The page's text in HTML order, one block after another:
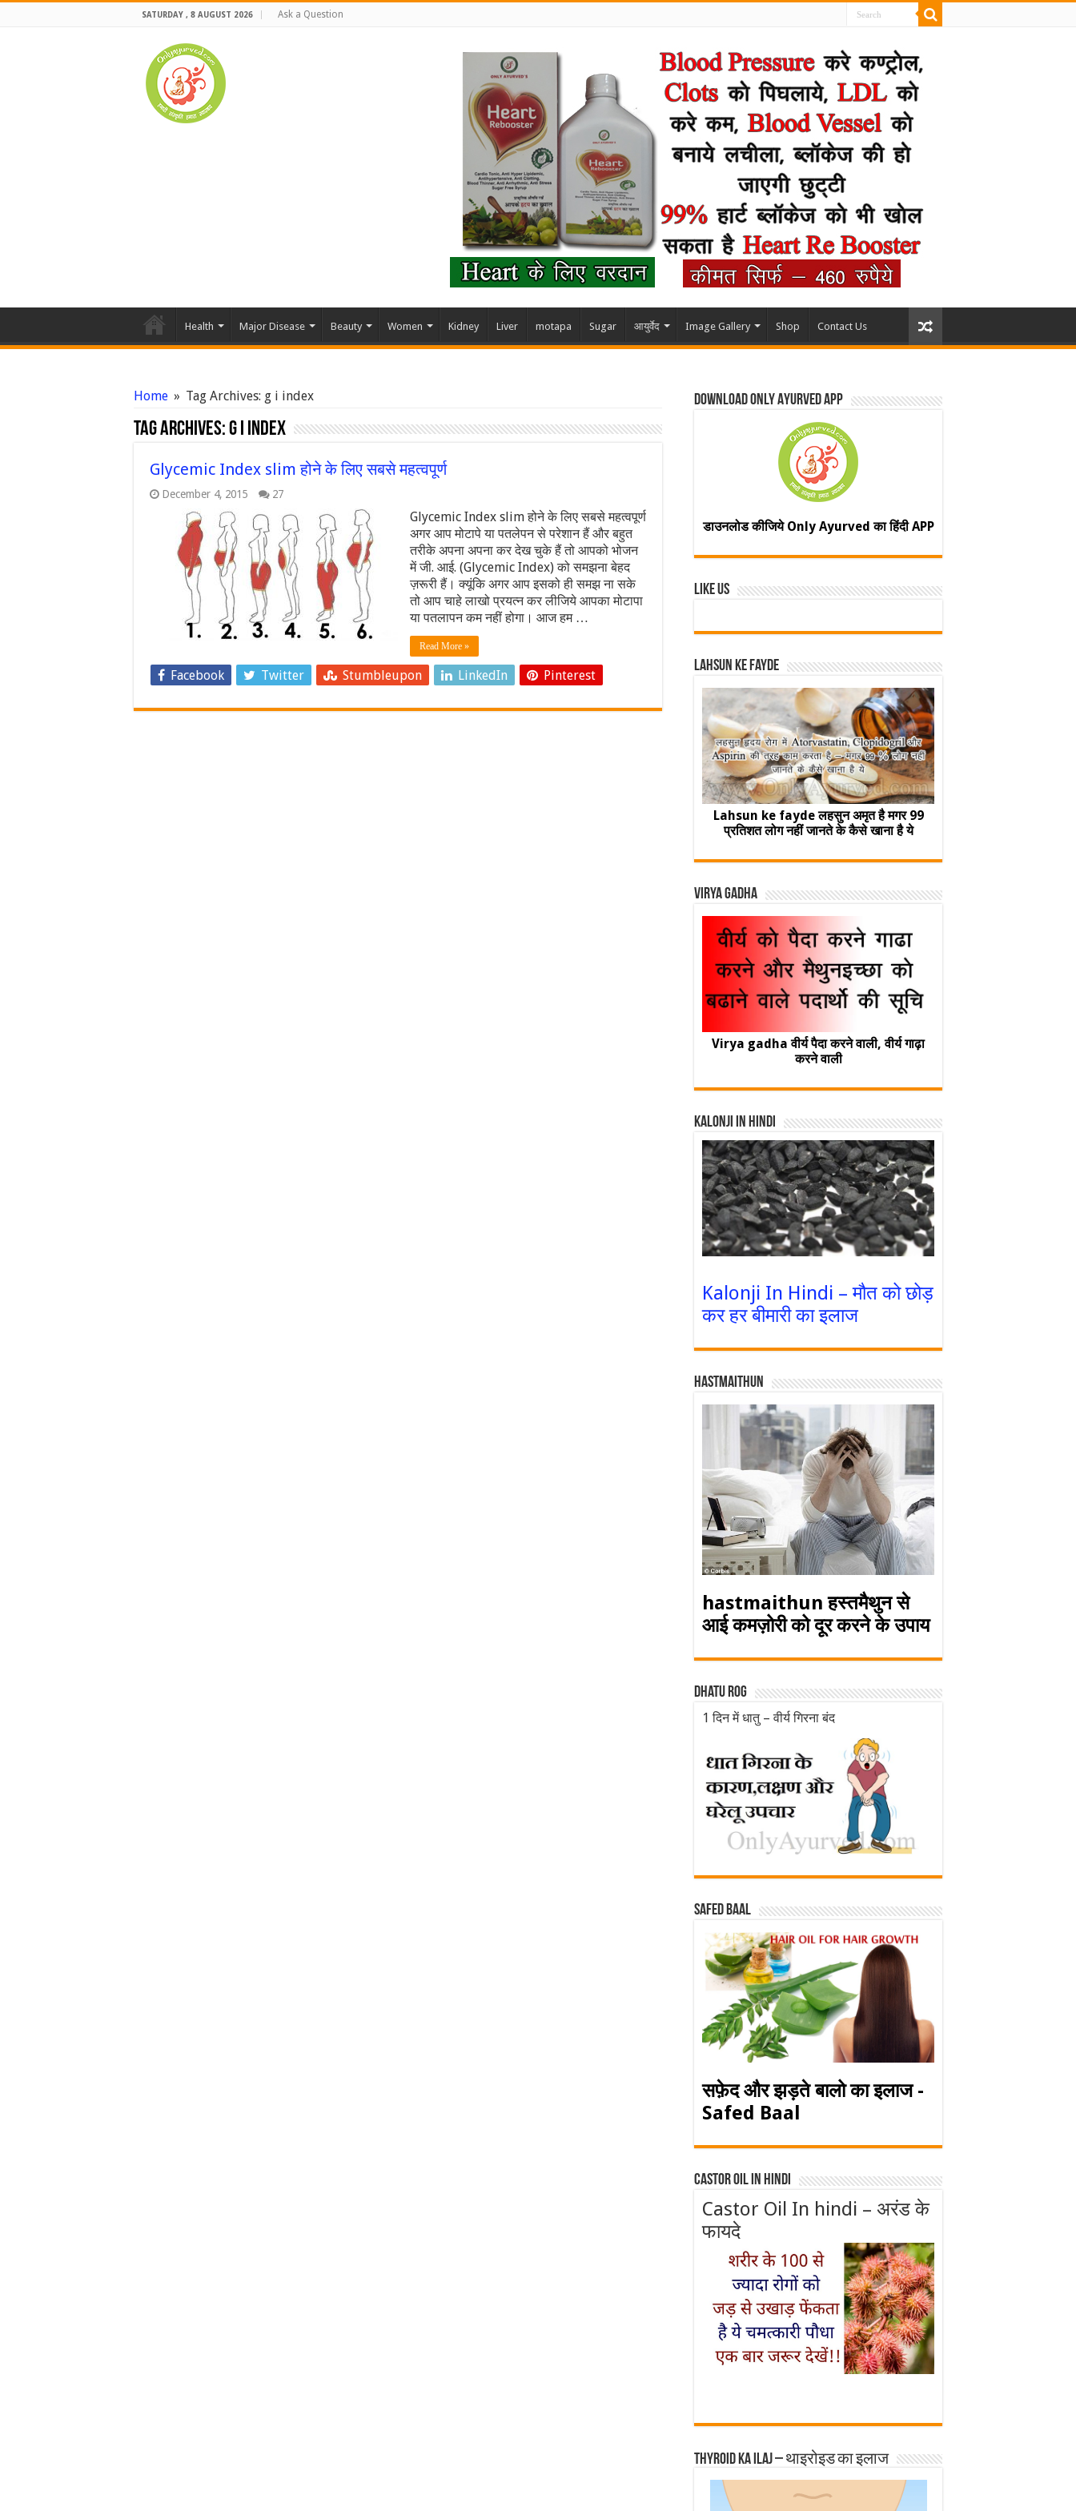
SATURDAY , 8 AUGUST 2026 Ask a Question
Health Major Disease Beauty Women Kidney Liver motapa Sugar आयुर्वेद Image Gallery Shop Contact Us
Home » Tag Archives: g i index
Tag Archives:g i index
Glycemic Index slim होने के लिए सबसे महत्वपूर्ण
December 4, 2015 27
Glycemic Index slim होने के लिए सबसे महत्वपूर्ण
अगर आप मोटापे या पतलेपन से परेशान हैं और बहुत
तरीके अपना अपना कर देख चुके हैं तो आपको भोजन
में जी. आई. (Glycemic Index) को समझना बेहद
ज़रूरी हैं। क्यूंकि अगर आप इसको ही समझ ना सके
तो आप चाहे लाखो प्रयत्न कर लीजिये आपका मोटापा
या पतलापन कम नहीं होगा। आज हम …
Read More »
Facebook Twitter Stumbleupon LinkedIn Pinterest
Download Only Ayurved App
डाउनलोड कीजिये Only Ayurved का हिंदी APP
Like Us
Lahsun ke fayde
Lahsun ke fayde लहसुन अमृत है मगर 99
प्रतिशत लोग नहीं जानते के कैसे खाना है ये
Virya Gadha
Virya gadha वीर्य पैदा करने वाली, वीर्य गाढ़ा
करने वाली
Kalonji In Hindi
Kalonji In Hindi – मौत को छोड़
कर हर बीमारी का इलाज
Hastmaithun
hastmaithun हस्तमैथुन से
आई कमज़ोरी को दूर करने के उपाय
Dhatu rog
1 दिन में धातु – वीर्य गिरना बंद
Safed baal
सफ़ेद और झड़ते बालो का इलाज -
Safed Baal
Castor Oil In Hindi
Castor Oil In hindi – अरंड के
फायदे
Thyroid ka ilaj – थाइरोइड का इलाज